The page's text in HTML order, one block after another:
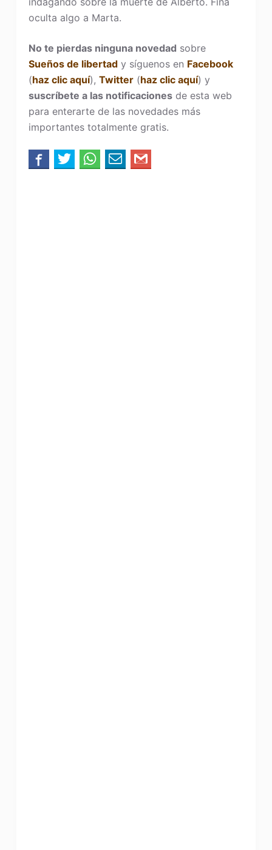
oculta algo a Marta.
No te pierdas ninguna novedad sobre
Sueños de libertady síguenos en Facebook
(haz clic aquí), Twitter(haz clic aquí) y
suscríbete a las notificacionesde esta web
para enterarte de las novedades más
importantes totalmente gratis.